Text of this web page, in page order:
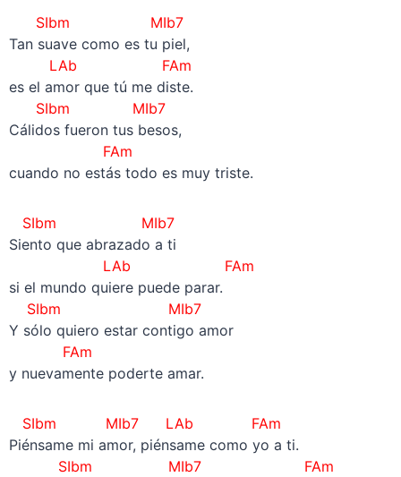
SIbm MIb7
Tan suave como es tu piel,
LAb FAm
es el amor que tú me diste.
SIbm MIb7
Cálidos fueron tus besos,
FAm
cuando no estás todo es muy triste.
SIbm MIb7
Siento que abrazado a ti
LAb FAm
si el mundo quiere puede parar.
SIbm MIb7
Y sólo quiero estar contigo amor
FAm
y nuevamente poderte amar.
SIbm MIb7 LAb FAm
Piénsame mi amor, piénsame como yo a ti.
SIbm MIb7 FAm